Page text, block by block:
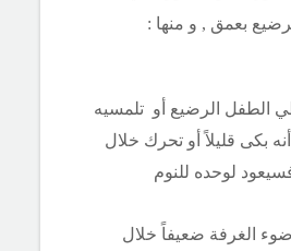
بعمق , و منها :
الطفل الرضيع أو تلمسيه
بكى قليلاً أو تحرك خلال
لوحده للنوم
الغرفة ضعيفاً خلال